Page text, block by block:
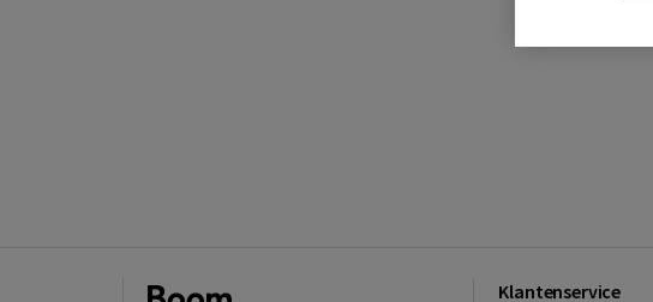
Klantenservice